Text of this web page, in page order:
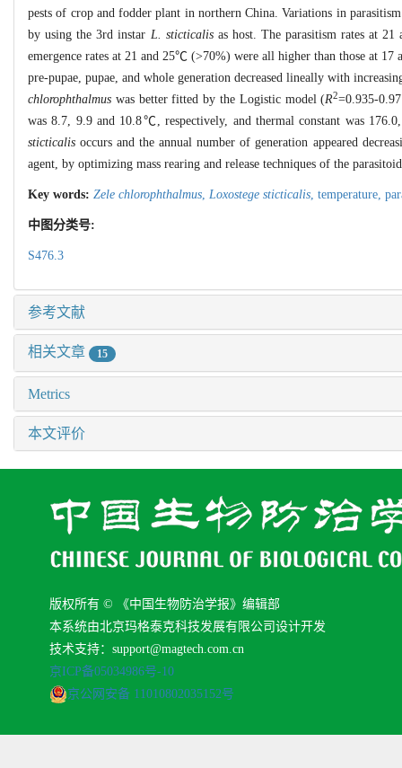
pests of crop and fodder plant in northern China. Variations in
by using the 3rd instar L. sticticalisas host. The parasitism rates at
emergence rates at 21 and 25℃ (>70%) were all higher than those at
pre-pupae, pupae, and whole generation decreased lineally with
chlorophthalmus was better fitted by the Logistic model (R2=0.935-
was 8.7, 9.9 and 10.8℃, respectively, and thermal constant was
sticticalis occurs and the annual number of generation appeared
agent, by optimizing mass rearing and release techniques of the
Key words: Zele chlorophthalmus, Loxostege sticticalis, temperature,
中图分类号:
S476.3
参考文献
相关文章 15
Metrics
本文评价
版权所有 © 《中国生物防治学报》编辑部
本系统由北京玛格泰克科技发展有限公司设计开发
技术支持：support@magtech.com.cn
京ICP备05034986号-10
京公网安备 11010802035152号